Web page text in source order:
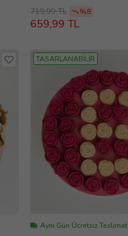
719,99 TL %8
659,99 TL
TASARLANABİLİR
Aynı Gün Ücretsiz Teslimat